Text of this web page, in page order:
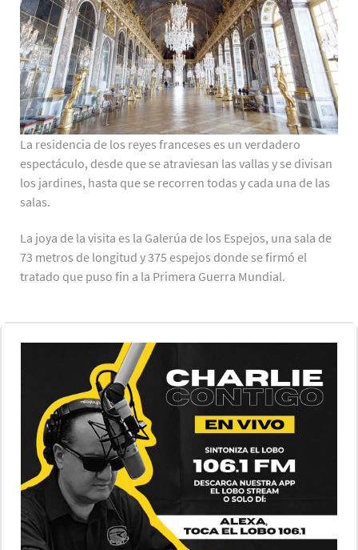
La residencia de los reyes franceses es un verdadero
espectáculo, desde que se atraviesan las vallas y se divisan
los jardines, hasta que se recorren todas y cada una de las
salas.
La joya de la visita es la Galerúa de los Espejos, una sala de
73 metros de longitud y 375 espejos donde se firmó el
tratado que puso fin a la Primera Guerra Mundial.